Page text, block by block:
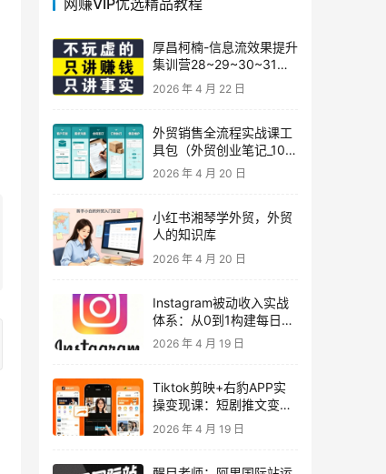
网赚VIP优选精品教程
厚昌柯楠-信息流效果提升
集训营28~29~30~31
期，智能投放·巨量AD/百
度优化·AI提效指南
2026 年 4 月 22 日
外贸销售全流程实战课工
具包（外贸创业笔记_10年
外贸经验）
2026 年 4 月 20 日
小红书湘琴学外贸，外贸
人的知识库
2026 年 4 月 20 日
Instagram被动收入实战
体系：从0到1构建每日盈
利的自动销售漏斗
2026 年 4 月 19 日
Tiktok剪映+右豹APP实
操变现课：短剧推文变现
全教程来了！
2026 年 4 月 19 日